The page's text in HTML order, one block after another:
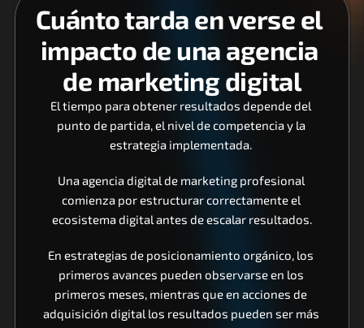
Cuánto tarda en verse el
impacto de una agencia
de marketing digital
El tiempo para obtener resultados depende del
punto de partida, el nivel de competencia y la
estrategia implementada.
Una agencia digital de marketing profesional
comienza por estructurar correctamente el
ecosistema digital antes de escalar resultados.
En estrategias de posicionamiento orgánico, los
primeros avances pueden observarse en los
primeros meses, mientras que en acciones de
adquisición digital los resultados pueden ser más